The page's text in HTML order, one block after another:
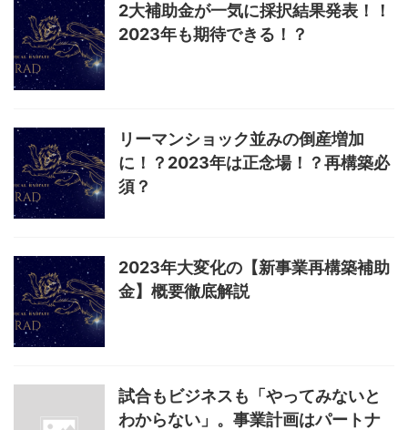
2大補助金が一気に採択結果発表！！
2023年も期待できる！？
リーマンショック並みの倒産増加
に！？2023年は正念場！？再構築必
須？
2023年大変化の【新事業再構築補助
金】概要徹底解説
試合もビジネスも「やってみないと
わからない」。事業計画はパートナ